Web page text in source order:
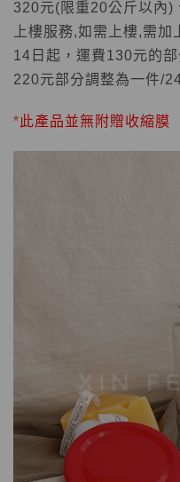
320元( 限重20公斤以內)
上樓服務,如需上樓,需加
14日起，運費130元的
220元部分調整為一件/
*此產品並無附贈收縮膜